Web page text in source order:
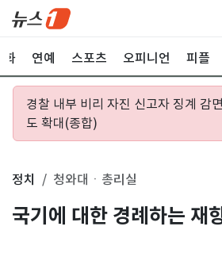
화 연예 스포츠 오피니언 피플
경찰 내부 비리 자진 신고자 징계 감
도 확대(종합)
정치 청와대ㆍ총리실
국기에 대한 경례하는 재